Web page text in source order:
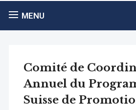
MENU
Comité de
Annuel du
Suisse de